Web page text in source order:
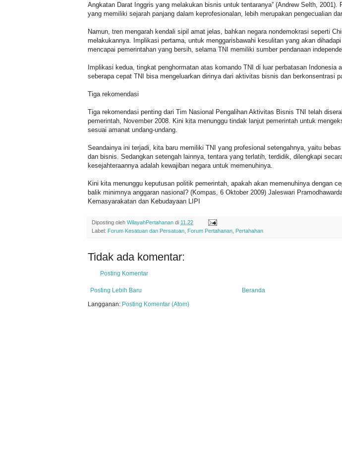
Angkatan Darat Inggris yang melakukan bisnis untuk tentaranya” (Andrew Selth, 2001).
yang memiliki sejarah panjang dalam keprofesionalan, lebih merupakan pengecualian
Namun, tren mengarah kendali sipil amat jelas, bahkan negara nondemokrasi seperti
melakukannya. Implikasi pertama, untuk menggarisbawahi kesulitan yang akan
mencapai pemerintahan yang bersih, selama TNI memiliki sumber pendanaan
Implikasi kedua, tingkat penghormatan atas komando TNI di luar perbatasan Indonesia
seberapa cepat TNI bisa mengeluarkan dirinya dari aktivitas bisnis dan berkonsentrasi
Tiga rekomendasi
Tiga rekomendasi penting dari Tim Nasional Pengalihan Aktivitas Bisnis TNI telah
pemerintah, November 2008. Kini kita menunggu tindak lanjut pemerintah untuk
sesuai amanat undang-undang.
Seandainya ini terjadi, kita baru memiliki TNI yang profesional setengahnya, yaitu
dan bisnis. Sedangkan setengah lainnya, tentara yang terlatih, terdidik, dilengkapi
kesejahteraannya adalah kewajiban negara untuk memenuhinya.
Kini kita menunggu keputusan politik pemerintah, apakah akan memenuhinya dengan
balik minimnya anggaran nasional? (Kompas, 6 Oktober 2009) Jaleswari
Kemasyarakatan dan Kebudayaan LIPI
Diposting oleh WilayahPertahanan di 11.22
Label: Forum Kesatuan dan Persatuan Forum Pertahanan Pertahahan
Tidak ada komentar:
Posting Komentar
Posting Lebih Baru
Beranda
Langganan: Posting Komentar (Atom)